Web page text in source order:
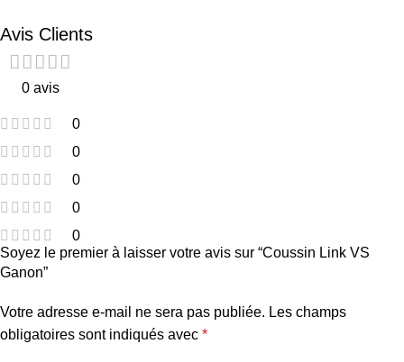
Avis Clients
0 avis
0
0
0
0
0
Soyez le premier à laisser votre avis sur “Coussin Link VS
Ganon”
Votre adresse e-mail ne sera pas publiée. Les champs
obligatoires sont indiqués avec *